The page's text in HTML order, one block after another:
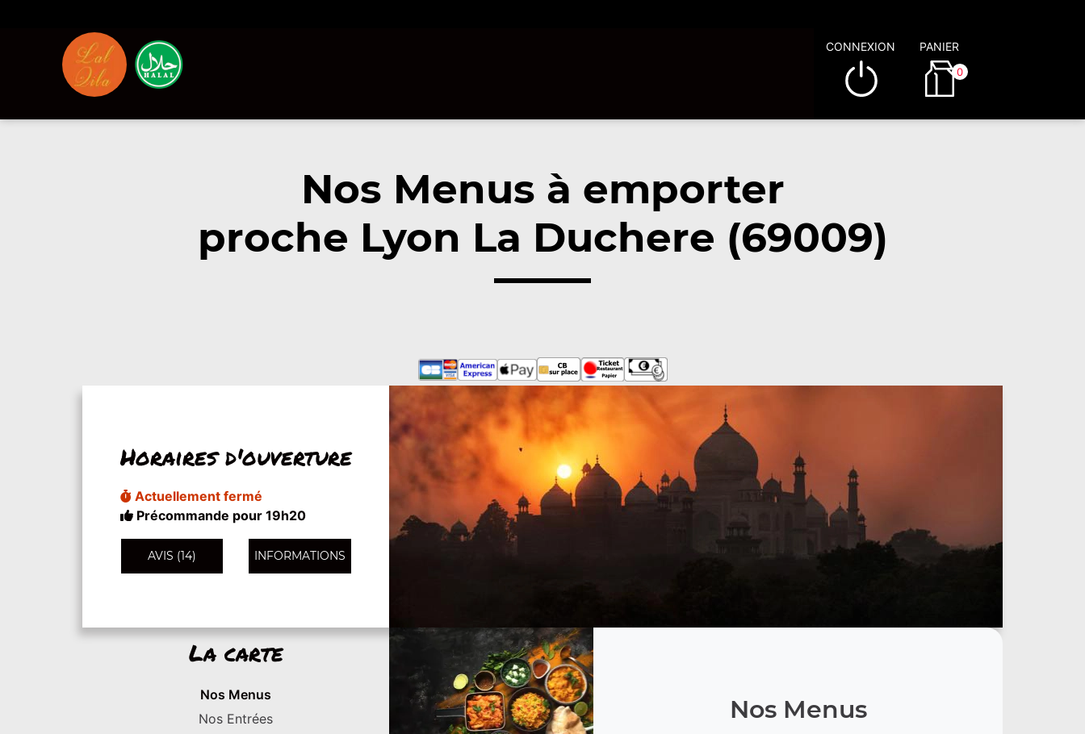
CONNEXION PANIER
0
Nos Menus à emporter
proche Lyon La Duchere (69009)
Horaires d'ouverture
Actuellement fermé
Précommande pour 19h20
AVIS (14) INFORMATIONS
La carte
Nos Menus
Nos Entrées
Nos Menus